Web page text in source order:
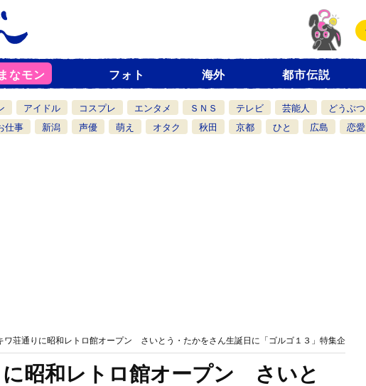
まなモン フォト 海外 都市伝説
アイドル コスプレ エンタメ ＳＮＳ テレビ 芸能人 どうぶつ
仕事 新潟 声優 萌え オタク 秋田 京都 ひと 広島 恋愛
ワ荘通りに昭和レトロ館オープン さいとう・たかをさん生誕日に「ゴルゴ１３」特集企
に昭和レトロ館オープン さいと